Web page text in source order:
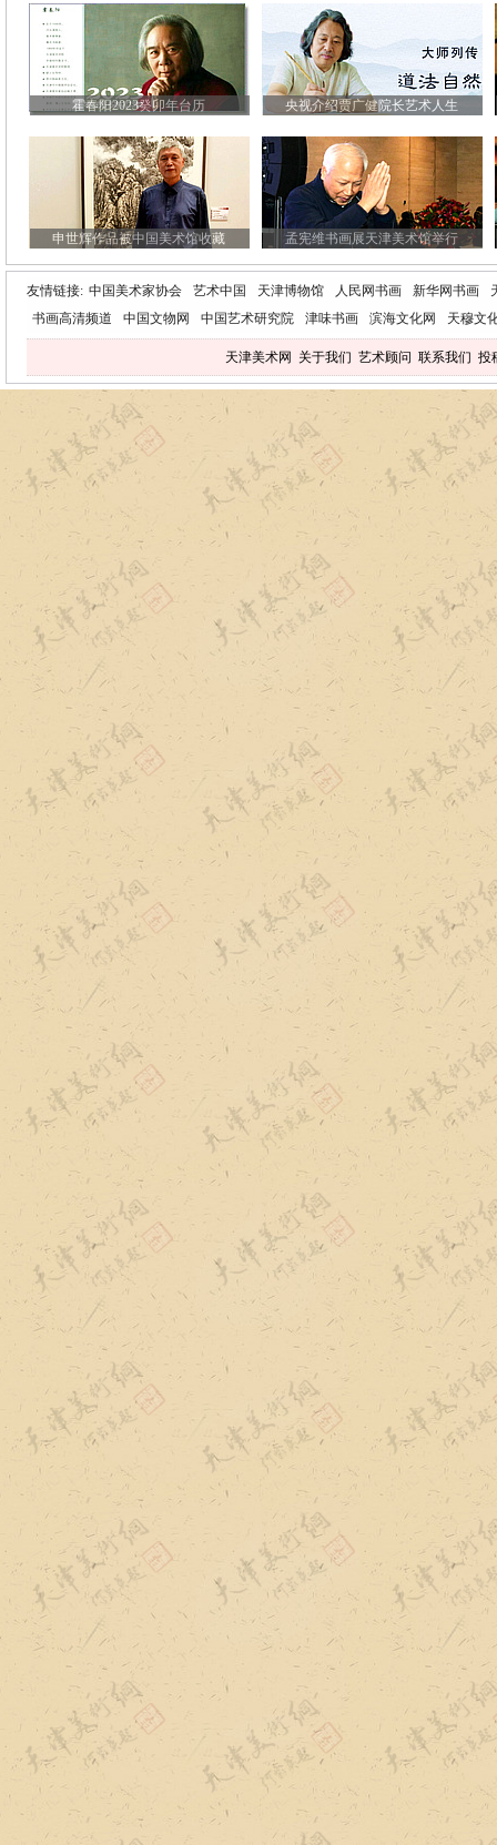
霍春阳2023癸卯年台历 央视介绍贾广健院长艺术人生
申世辉作品被中国美术馆收藏 孟宪维书画展天津美术馆举行
友情链接: 中国美术家协会 艺术中国 天津博物馆 人民网书画 新华网书画
书画高清频道
中国文物网 中国艺术研究院 津味书画 滨海文化网 天穆文
天津美术网 关于我们 艺术顾问 联系我们 投